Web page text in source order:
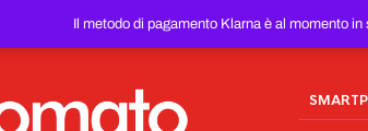
Il metodo di pagamento Klarna è al momento
PREZZO DEL WEB!